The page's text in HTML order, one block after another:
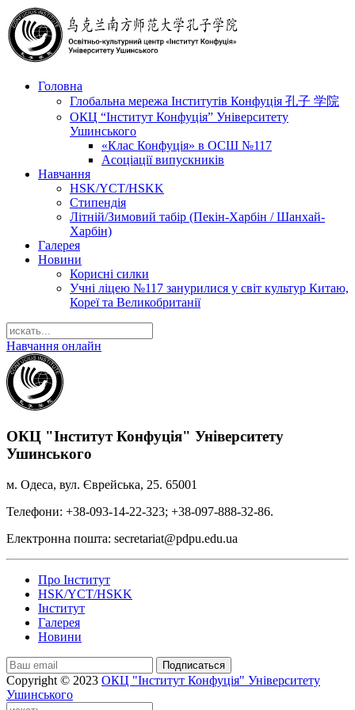
Головна
Глобальна мережа Інститутів Конфуція 孔子 学院
ОКЦ “Інститут Конфуція” Університету
Ушинського
«Клас Конфуція» в ОСШ №117
Асоціації випускників
Навчання
HSK/YCT/HSKK
Стипендія
Літній/Зимовий табір (Пекін-Харбін / Шанхай-
Харбін)
Галерея
Новини
Корисні силки
Учні ліцею №117 занурилися у світ культур Китаю,
Кореї та Великобританії
Навчання онлайн
ОКЦ "Інститут Конфуція" Університету
Ушинського
м. Одеса, вул. Єврейська, 25. 65001
Телефони: +38-093-14-22-323; +38-097-888-32-86.
Електронна пошта: secretariat@pdpu.edu.ua
Про Інститут
HSK/YCT/HSKK
Інститут
Галерея
Новини
Подписаться
Copyright © 2023 ОКЦ "Інститут Конфуція" Університету
Ушинського